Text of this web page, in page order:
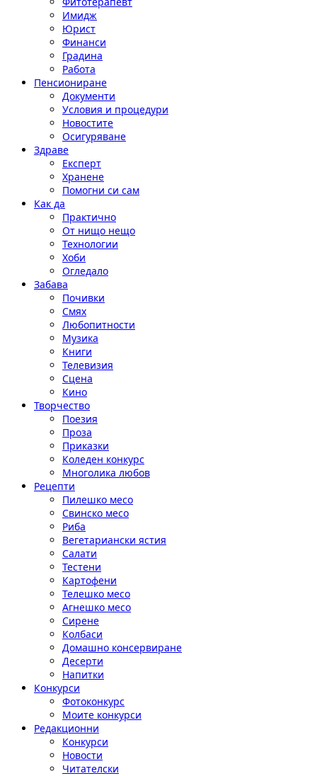
Имидж
Юрист
Финанси
Градина
Работа
Пенсиониране
Документи
Условия и процедури
Новостите
Осигуряване
Здраве
Експерт
Хранене
Помогни си сам
Как да
Практично
От нищо нещо
Технологии
Хоби
Огледало
Забава
Почивки
Смях
Любопитности
Музика
Книги
Телевизия
Сцена
Кино
Творчество
Поезия
Проза
Приказки
Коледен конкурс
Многолика любов
Рецепти
Пилешко месо
Свинско месо
Риба
Вегетариански ястия
Салати
Тестени
Картофени
Телешко месо
Агнешко месо
Сирене
Колбаси
Домашно консервиране
Десерти
Напитки
Конкурси
Фотоконкурс
Моите конкурси
Редакционни
Конкурси
Новости
Читателски